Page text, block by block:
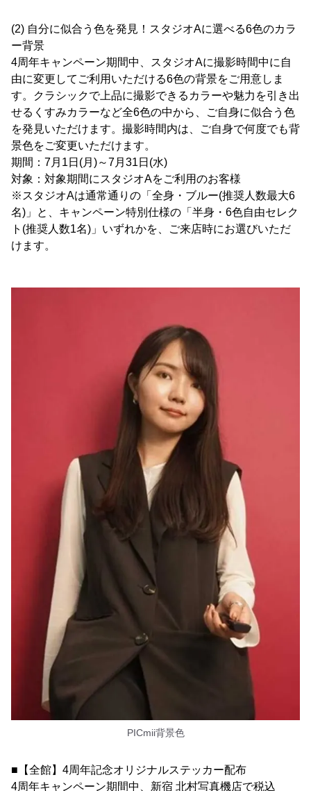
(2) 自分に似合う色を発見！スタジオAに選べる6色のカラ
ー背景
4周年キャンペーン期間中、スタジオAに撮影時間中に自
由に変更してご利用いただける6色の背景をご用意しま
す。クラシックで上品に撮影できるカラーや魅力を引き出
せるくすみカラーなど全6色の中から、ご自身に似合う色
を発見いただけます。撮影時間内は、ご自身で何度でも背
景色をご変更いただけます。
期間：7月1日(月)～7月31日(水)
対象：対象期間にスタジオAをご利用のお客様
※スタジオAは通常通りの「全身・ブルー(推奨人数最大6
名)」と、キャンペーン特別仕様の「半身・6色自由セレク
ト(推奨人数1名)」いずれかを、ご来店時にお選びいただ
けます。
PICmii背景色
■【全館】4周年記念オリジナルステッカー配布
4周年キャンペーン期間中、新宿 北村写真機店で税込